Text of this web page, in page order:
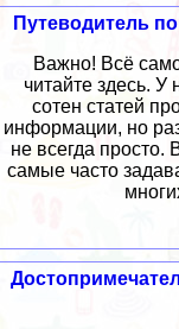
Путеводитель
Важно! Всё
читайте здесь. У
сотен статей
информации, но
не всегда просто.
самые часто